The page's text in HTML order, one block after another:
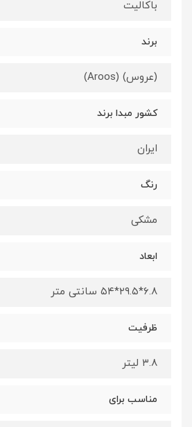
باکالیت
برند
(عروس) (Aroos)
کشور مبدا برند
ایران
رنگ
مشکی
ابعاد
۶.۸*۲۹.۵*۵۴ سانتی متر
ظرفیت
۳.۸ لیتر
مناسب برای